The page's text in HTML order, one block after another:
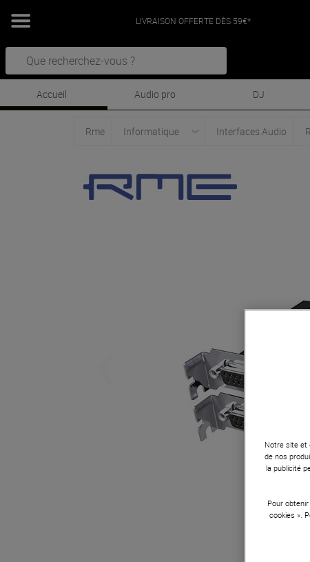
LIVRAISON OFFERTE DÈS 59€*
Accueil Audio pro DJ
Rme Informatique Interfaces Audio
Notre site et
de nos
la publicité
Pour
cookies ».